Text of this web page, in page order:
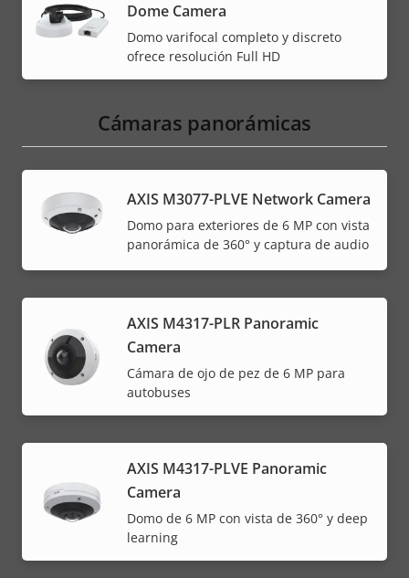
Dome Camera
Domo varifocal completo y discreto
ofrece resolución Full HD
Cámaras panorámicas
AXIS M3077-PLVE Network Camera
Domo para exteriores de 6 MP con vista
panorámica de 360° y captura de audio
AXIS M4317-PLR Panoramic
Camera
Cámara de ojo de pez de 6 MP para
autobuses
AXIS M4317-PLVE Panoramic
Camera
Domo de 6 MP con vista de 360° y deep
learning